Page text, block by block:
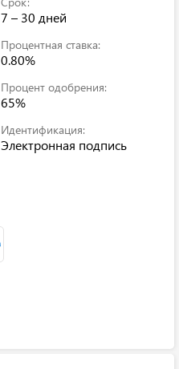
7 – 30 дней
Процентная ставка:
0.80%
Процент одобрения:
65%
Идентификация:
Электронная подпись